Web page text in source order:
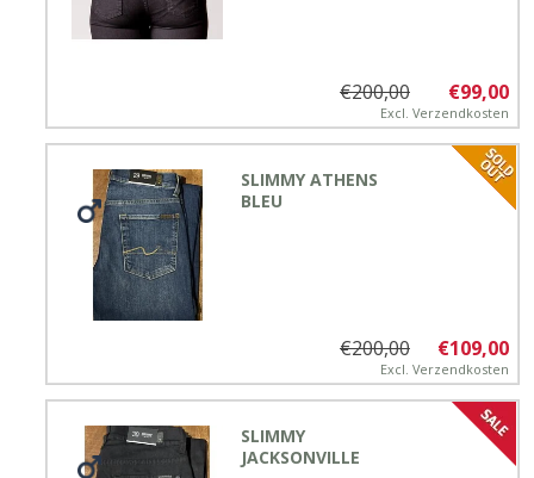
€99,00
€200,00
Excl. Verzendkosten
SLIMMY ATHENS
BLEU
€109,00
€200,00
Excl. Verzendkosten
SLIMMY
JACKSONVILLE